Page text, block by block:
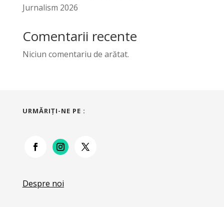
Jurnalism 2026
Comentarii recente
Niciun comentariu de arătat.
URMĂRIŢI-NE PE :
Despre noi